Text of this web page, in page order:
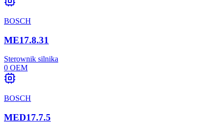
BOSCH
ME17.8.31
Sterownik silnika
0 OEM
BOSCH
MED17.7.5